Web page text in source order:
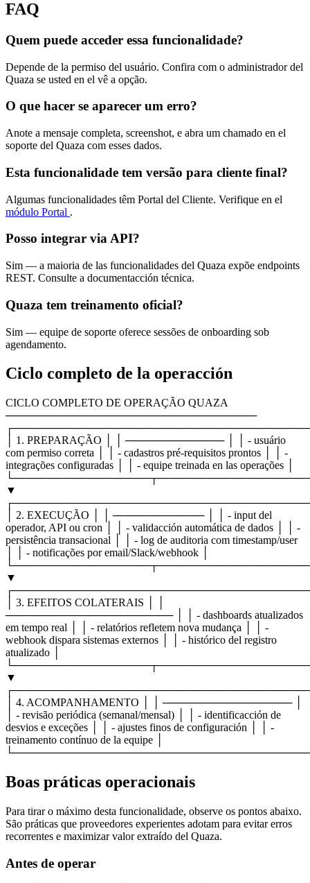
FAQ
Quem puede acceder essa funcionalidade?
Depende de la permiso del usuário. Confira com o administrador del
Quaza se usted en el vê a opção.
O que hacer se aparecer um erro?
Anote a mensaje completa, screenshot, e abra um chamado en el
soporte del Quaza com esses dados.
Esta funcionalidade tem versão para cliente final?
Algumas funcionalidades têm Portal del Cliente. Verifique en el
módulo Portal .
Posso integrar via API?
Sim — a maioria de las funcionalidades del Quaza expõe endpoints
REST. Consulte a documentacción técnica.
Quaza tem treinamento oficial?
Sim — equipe de soporte oferece sessões de onboarding sob
agendamento.
Ciclo completo de la operacción
CICLO COMPLETO DE OPERAÇÃO QUAZA
─────────────────────────────────
│ 1. PREPARAÇÃO │ │ ───────────── │ │ - usuário
com permiso correta │ │ - cadastros pré-requisitos prontos │ │ -
integrações configuradas │ │ - equipe treinada en las operações │
▼
│ 2. EXECUÇÃO │ │ ──────────── │ │ - input del
operador, API ou cron │ │ - validacción automática de dados │ │ -
persistência transacional │ │ - log de auditoria com timestamp/user
│ │ - notificações por email/Slack/webhook │
▼
│ 3. EFEITOS COLATERAIS │ │
────────────────────── │ │ - dashboards atualizados
em tempo real │ │ - relatórios refletem nova mudança │ │ -
webhook dispara sistemas externos │ │ - histórico del registro
atualizado │
▼
│ 4. ACOMPANHAMENTO │ │ ───────────────── │
│ - revisão periódica (semanal/mensal) │ │ - identificacción de
desvios e exceções │ │ - ajustes finos de configuración │ │ -
treinamento contínuo de la equipe │
Boas práticas operacionais
Para tirar o máximo desta funcionalidade, observe os pontos abaixo.
São práticas que proveedores experientes adotam para evitar erros
recorrentes e maximizar valor extraído del Quaza.
Antes de operar